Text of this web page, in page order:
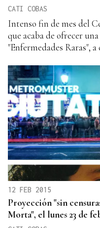
CATI COBAS
Intenso fin de mes del
que acaba de ofrecer
"Enfermedades Raras",
12 FEB 2015
Proyección "sin
Morta", el lunes 23 de